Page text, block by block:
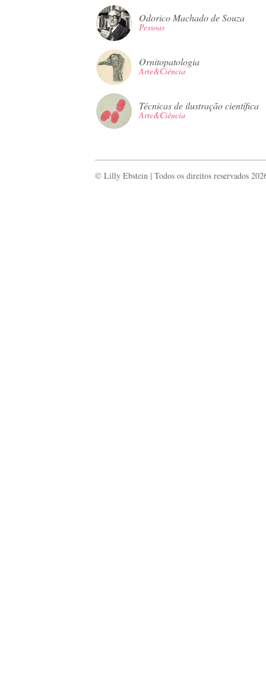
Odorico Machado de Souza
Pessoas
Ornitopatologia
Arte&Ciência
Técnicas de ilustração científica
Arte&Ciência
© Lilly Ebstein | Todos os direitos reservados